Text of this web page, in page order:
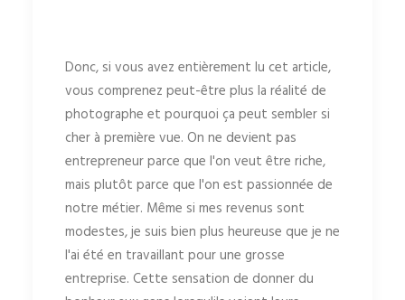
Donc, si vous avez entièrement lu cet article,
vous comprenez peut-être plus la réalité de
photographe et pourquoi ça peut sembler si
cher à première vue. On ne devient pas
entrepreneur parce que l'on veut être riche,
mais plutôt parce que l'on est passionnée de
notre métier. Même si mes revenus sont
modestes, je suis bien plus heureuse que je ne
l'ai été en travaillant pour une grosse
entreprise. Cette sensation de donner du